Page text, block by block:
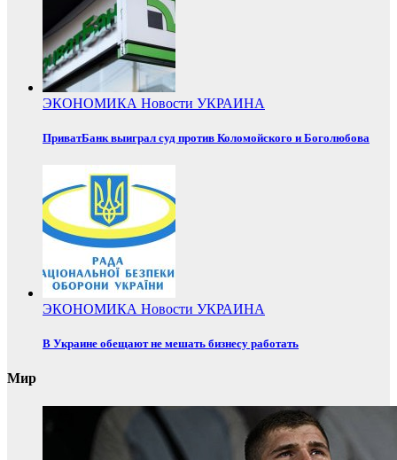
ЭКОНОМИКА Новости УКРАИНА
ПриватБанк выиграл суд против Коломойского и Боголюбова
ЭКОНОМИКА Новости УКРАИНА
В Украине обещают не мешать бизнесу работать
Мир